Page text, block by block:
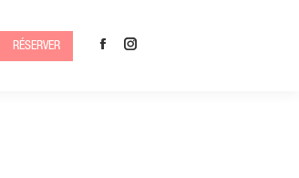
RÉSERVER
FacebookInstagram